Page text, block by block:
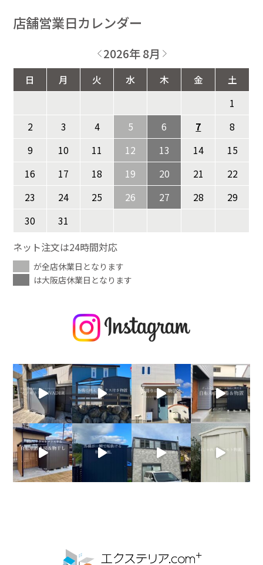
店舗営業日カレンダー
2026年 8月
日 月 火 水 木 金
土
1
2
3 4 5 6 7
8
9
10 11 12 13 14
15
16
17 18 19 20 21
22
23
24 25 26 27 28
29
30
31
ネット注文は24時間対応
が全店休業日となります
は大阪店休業日となります